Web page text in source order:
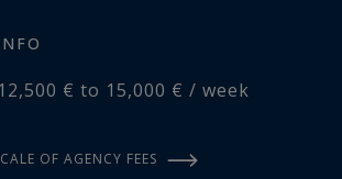
€ to 15,000 € / week
OF AGENCY FEES